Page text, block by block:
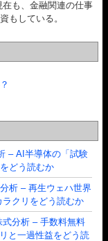
も、金融関連の仕事
もしている。
– AI半導体の「試験
どう読むか
析 – 再生ウェハ世界
ラクリをどう読むか
式分析 – 手数料無料
と一過性益をどう読